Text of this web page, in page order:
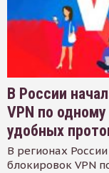
В России
VPN по
удобных
В регионах
блокировок VPN